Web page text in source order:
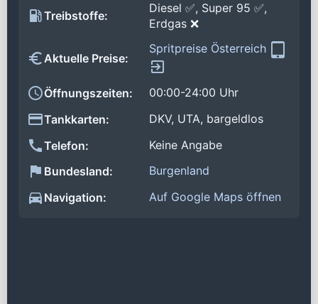
Treibstoffe:
Diesel ✅, Super 95 ✅,
Erdgas ❌
Aktuelle Preise:
Spritpreise Österreich
Öffnungszeiten:
00:00-24:00 Uhr
Tankkarten:
DKV, UTA, bargeldlos
Telefon:
Keine Angabe
Bundesland:
Burgenland
Navigation:
Auf Google Maps öffnen